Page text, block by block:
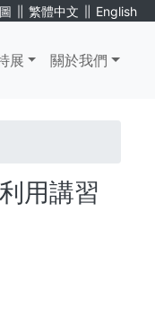
∥ 繁體中文 ∥ English
展 關於我們
用講習